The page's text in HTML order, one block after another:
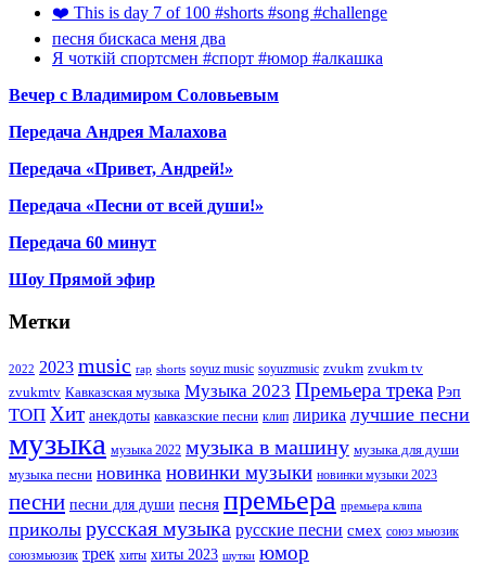
❤️ This is day 7 of 100 #shorts #song #challenge
песня бискаса меня два
Я чоткій спортсмен #спорт #юмор #алкашка
Вечер с Владимиром Соловьевым
Передача Андрея Малахова
Передача «Привет, Андрей!»
Передача «Песни от всей души!»
Передача 60 минут
Шоу Прямой эфир
Метки
2022 2023 music rap shorts soyuz music soyuzmusic zvukm zvukm tv
zvukmtv Кавказская музыка Музыка 2023 Премьера трека Рэп
ТОП Хит анекдоты кавказские песни клип лирика лучшие песни
музыка музыка 2022 музыка в машину музыка для души
музыка песни новинка новинки музыки новинки музыки 2023
песни песни для души песня премьера премьера клипа
приколы русская музыка русские песни смех союз мьюзик
союзмьюзик трек хиты хиты 2023 шутки юмор